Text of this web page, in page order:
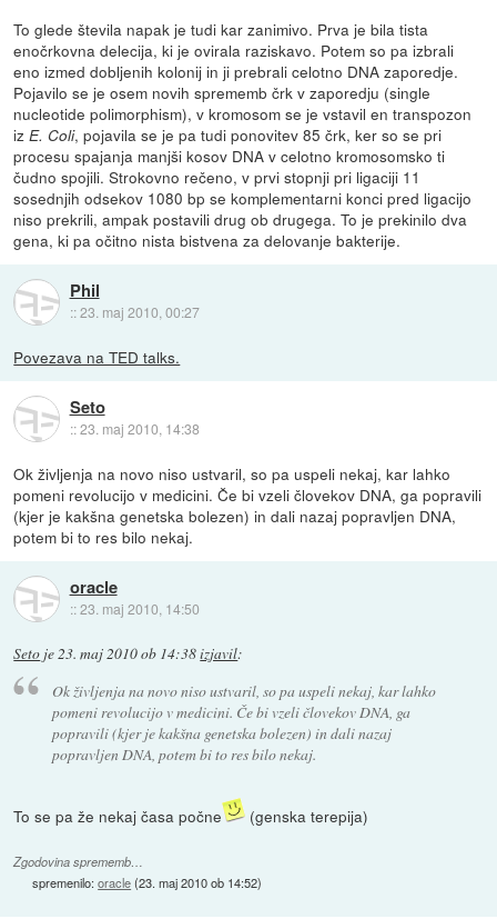
To glede števila napak je tudi kar zanimivo. Prva je bila tista
enočrkovna delecija, ki je ovirala raziskavo. Potem so pa izbrali
eno izmed dobljenih kolonij in ji prebrali celotno DNA zaporedje.
Pojavilo se je osem novih sprememb črk v zaporedju (single
nucleotide polimorphism), v kromosom se je vstavil en transpozon
izE. Coli, pojavila se je pa tudi ponovitev 85 črk, ker so se pri
procesu spajanja manjši kosov DNA v celotno kromosomsko ti
čudno spojili. Strokovno rečeno, v prvi stopnji pri ligaciji 11
sosednjih odsekov 1080 bp se komplementarni konci pred ligacijo
niso prekrili, ampak postavili drug ob drugega. To je prekinilo dva
gena, ki pa očitno nista bistvena za delovanje bakterije.
Phil
::23. maj 2010, 00:27
Povezava na TED talks.
Seto
::23. maj 2010, 14:38
Ok življenja na novo niso ustvaril, so pa uspeli nekaj, kar lahko
pomeni revolucijo v medicini. Če bi vzeli človekov DNA, ga popravili
(kjer je kakšna genetska bolezen) in dali nazaj popravljen DNA,
potem bi to res bilo nekaj.
oracle
::23. maj 2010, 14:50
Seto je23. maj 2010 ob 14:38izjavil:
Ok življenja na novo niso ustvaril, so pa uspeli nekaj, kar lahko
pomeni revolucijo v medicini. Če bi vzeli človekov DNA, ga
popravili (kjer je kakšna genetska bolezen) in dali nazaj
popravljen DNA, potem bi to res bilo nekaj.
To se pa že nekaj časa počne (genska terepija)
Zgodovina sprememb…
spremenilo:oracle(23. maj 2010 ob 14:52)